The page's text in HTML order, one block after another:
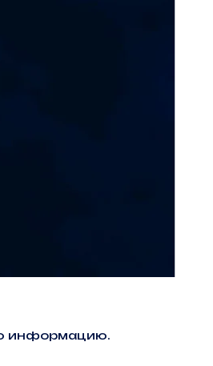
информацию.